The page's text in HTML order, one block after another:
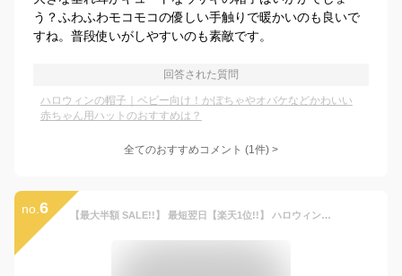
う？ふわふわモコモコの優しい手触りで暖かいのも良いで
すね。普段使いがしやすいのも素敵です。
回答された質問
ハロウィンの帽子｜ベビー向け！かぼちゃやオバケなどかわいい
赤ちゃん用ハットのおすすめは？
全てのおすすめコメント (1件) >
no. 6 【最大半額 SALE!!】 最短翌日【楽天1位!!】 ハロウィン 衣装 子供 ベビー 赤ちゃん キッズ 仮装 男の子 女の子 フォト コス コスチューム ベビー服 60 70 80 90 60cm 70cm 80cm 90cm コスプレ お化け おばけ かぼちゃ ブラック 保育園 幼稚園 幽霊 コウモリ ズボン レ